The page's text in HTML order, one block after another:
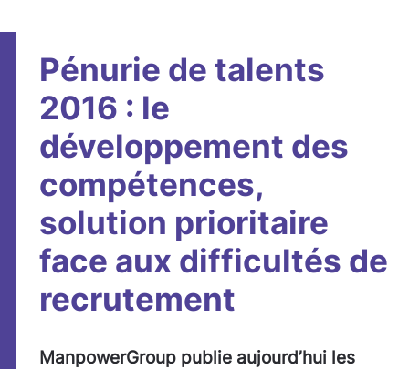
Pénurie de talents
2016 : le
développement des
compétences,
solution prioritaire
face aux difficultés de
recrutement
ManpowerGroup publie aujourd’hui les